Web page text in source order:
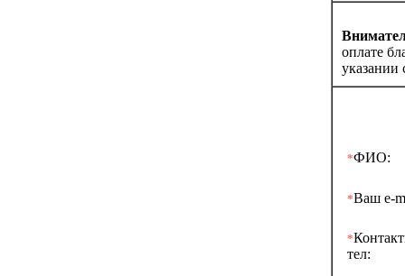
оплате
указании
*ФИО:
*Ваш e-
*
тел: